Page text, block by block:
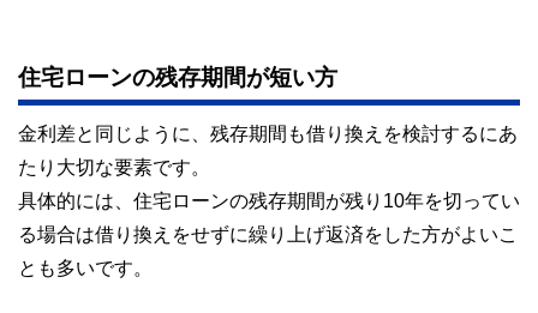
住宅ローンの残存期間が短い方
金利差と同じように、残存期間も借り換えを検討するにあ
たり大切な要素です。
具体的には、住宅ローンの残存期間が残り10年を切ってい
る場合は借り換えをせずに繰り上げ返済をした方がよいこ
とも多いです。